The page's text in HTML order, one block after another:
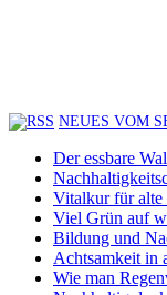
NEUES VOM
Der essbare
Vitalkur für alte
Viel Grün auf
Bildung und
Achtsamkeit in
Wie man